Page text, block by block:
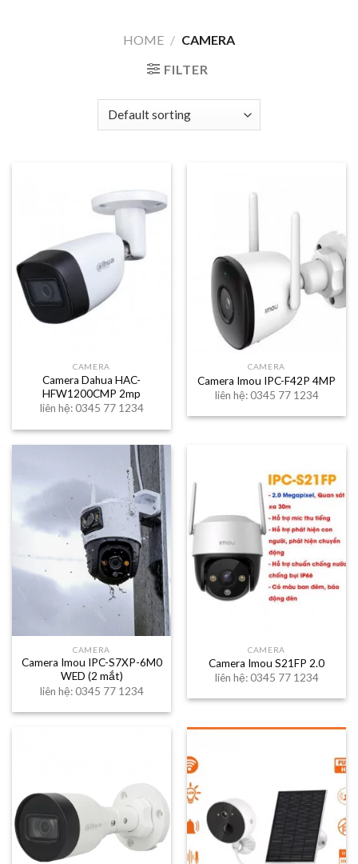
HOME / CAMERA
FILTER
CAMERA
Camera Dahua HAC-
HFW1200CMP 2mp
liên hệ: 0345 77 1234
CAMERA
Camera Imou IPC-F42P 4MP
liên hệ: 0345 77 1234
CAMERA
Camera Imou IPC-S7XP-6M0
WED (2 mắt)
liên hệ: 0345 77 1234
CAMERA
Camera Imou S21FP 2.0
liên hệ: 0345 77 1234